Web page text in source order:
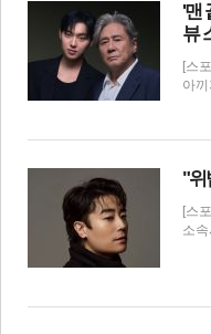
'맨
뷰
[스
아
"위
[스
소